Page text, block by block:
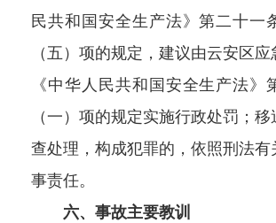
民共和国安全生产法》第二十一
（五）项的规定，建议由云安区
《中华人民共和国安全生产法》
（一）项的规定实施行政处罚；
查处理，构成犯罪的，依照刑法有
事责任。
六、事故主要教训